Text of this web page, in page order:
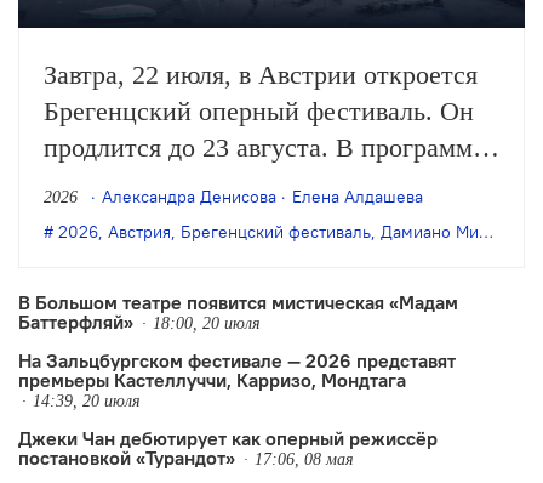
Завтра, 22 июля, в Австрии откроется
Брегенцский оперный фестиваль. Он
продлится до 23 августа. В программе
— спектакли на «озёрной сцене»,
концерты, творческие встречи и
2026 Александра Денисова
Елена Алдашева
2026, Австрия, Брегенцский фестиваль, Дамиано Микьелетто
В Большом театре появится мистическая «Мадам
Баттерфляй»
18:00, 20 июля
На Зальцбургском фестивале — 2026 представят
премьеры Кастеллуччи, Карризо, Мондтага
14:39, 20 июля
Джеки Чан дебютирует как оперный режиссёр
постановкой «Турандот»
17:06, 08 мая